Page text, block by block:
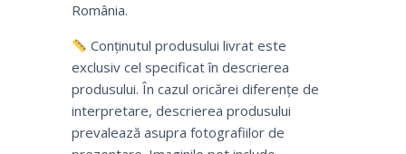
România.
Conținutul produsului livrat este
exclusiv cel specificat în descrierea
produsului. În cazul oricărei diferențe de
interpretare, descrierea produsului
prevalează asupra fotografiilor de